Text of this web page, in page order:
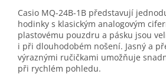
Casio MQ-24B-1B představují
hodinky s klasickým analogovým
plastovému pouzdru a pásku jsou
i při dlouhodobém nošení. Jasný a
výraznými ručičkami umožňuje
při rychlém pohledu.